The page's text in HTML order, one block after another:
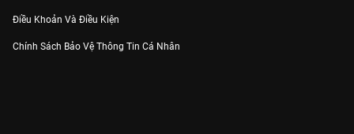
Điều Khoản Và Điều Kiện
Chính Sách Bảo Vệ Thông Tin Cá Nhân